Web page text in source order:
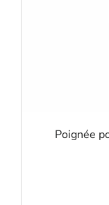
Poignée